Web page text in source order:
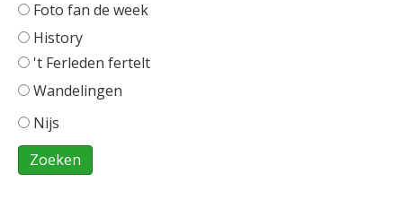
Foto fan de week
History
't Ferleden fertelt
Wandelingen
Nijs